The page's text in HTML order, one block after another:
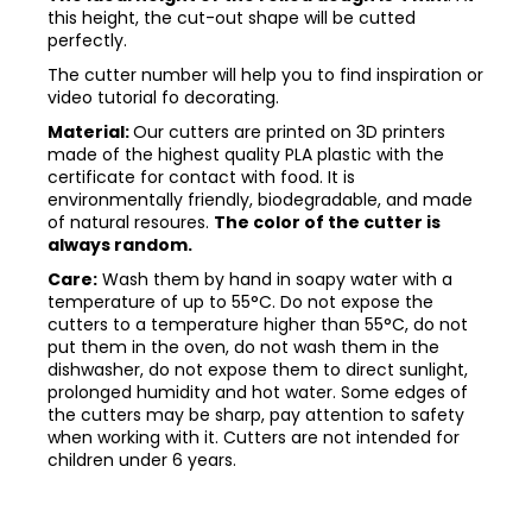
this height, the cut-out shape will be cutted
perfectly.
The cutter number will help you to find inspiration or
video tutorial fo decorating.
Material:Our cutters are printed on 3D printers
made of the highest quality PLA plastic with the
certificate for contact with food. It is
environmentally friendly, biodegradable, and made
of natural resoures. The color of the cutter is
always random.
Care: Wash them by hand in soapy water with a
temperature of up to 55°C. Do not expose the
cutters to a temperature higher than 55°C, do not
put them in the oven, do not wash them in the
dishwasher, do not expose them to direct sunlight,
prolonged humidity and hot water. Some edges of
the cutters may be sharp, pay attention to safety
when working with it. Cutters are not intended for
children under 6 years.